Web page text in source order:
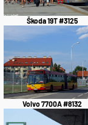
Škoda 19T #3125
Volvo 7700A #8132